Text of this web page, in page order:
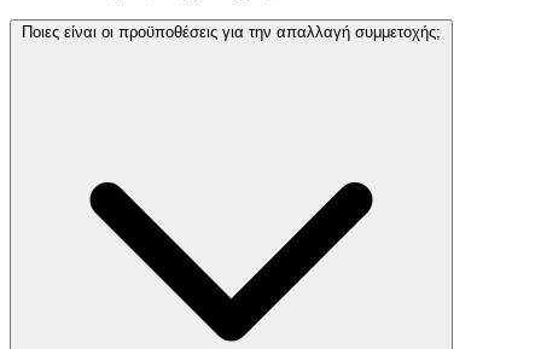
Ποιες είναι οι προϋποθέσεις για την απαλλαγή συμμετοχής;